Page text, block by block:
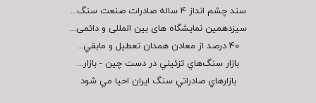
سند چشم انداز ۴ ساله صادرات صنعت سنگ...
سیزدهمین نمایشگاه های بین المللی و دائمی...
40 درصد از معادن همدان تعطيل و مابقي...
بازار سنگ‌هاي تزئيني در دست چين - بازار...
بازارهاي صادراتي سنگ ايران احيا مي شود